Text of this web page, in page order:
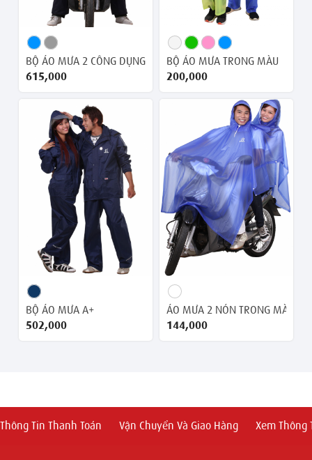
BỘ ÁO MƯA 2 CÔNG DỤNG RB2 (ĐI MƯA VÀ GIỮ ẤM)
615,000 ₫
BỘ ÁO MƯA TRONG MÀU
200,000 ₫
BỘ ÁO MƯA A+
502,000 ₫
ÁO MƯA 2 NÓN TRONG MÀU
144,000 ₫
Thông Tin Thanh Toán Vận Chuyển Và Giao Hàng Xem Thông